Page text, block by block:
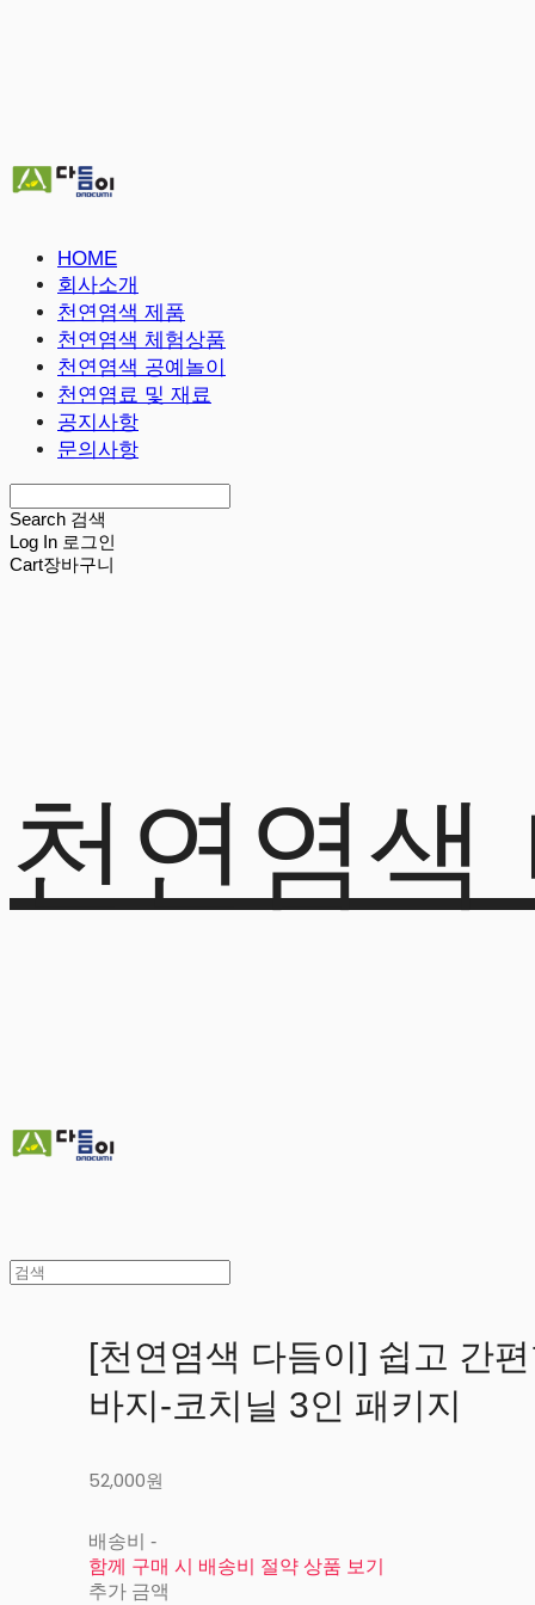
HOME
회사소개
천연염색 제품
천연염색 체험상품
천연염색 공예놀이
천연염료 및 재료
공지사항
문의사항
Search 검색
Log In 로그인
Cart장바구니
천연염색
[천연염색 다듬이] 쉽고 간
바지-코치닐 3인 패키지
52,000원
배송비-
함께 구매 시 배송비 절약 상품 보기
추가 금액